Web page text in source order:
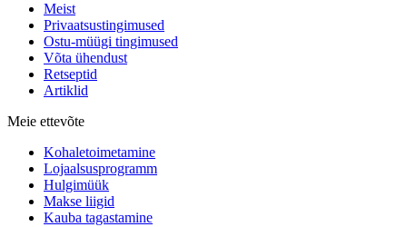
Meist
Privaatsustingimused
Ostu-müügi tingimused
Võta ühendust
Retseptid
Artiklid
Meie ettevõte
Kohaletoimetamine
Lojaalsusprogramm
Hulgimüük
Makse liigid
Kauba tagastamine